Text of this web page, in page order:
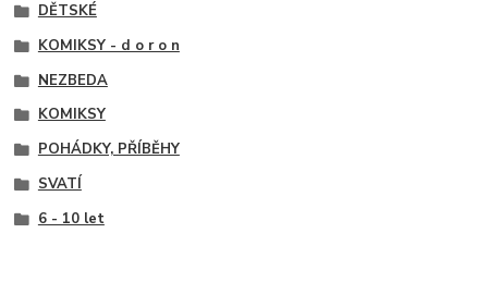
DĚTSKÉ
KOMIKSY - d o r o n
NEZBEDA
KOMIKSY
POHÁDKY, PŘÍBĚHY
SVATÍ
6 - 10 let